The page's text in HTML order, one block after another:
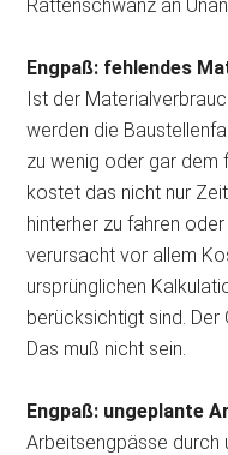
Rattenschwanz an
Engpaß: fehlendes
Ist der
werden die
zu wenig oder gar dem
kostet das nicht nur
hinterher zu fahren
verursacht vor allem
ursprünglichen
berücksichtigt sind. Der
Das muß nicht sein.
Engpaß: ungeplante
Arbeitsengpässe durch